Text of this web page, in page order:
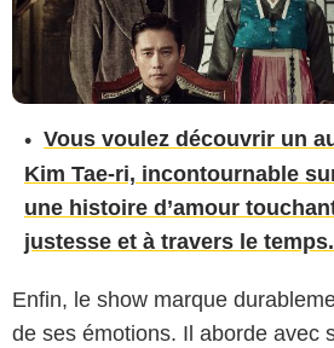
Vous voulez découvrir un
Kim Tae-ri, incontournable
une histoire d’amour
justesse et à travers le
Enfin, le show marque
de ses émotions. Il aborde avec